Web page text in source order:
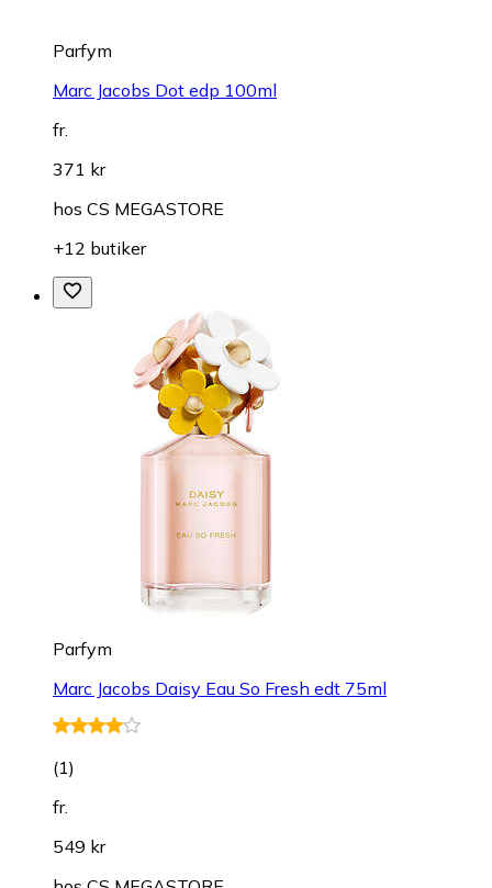
Parfym
Marc Jacobs Dot edp 100ml
fr.
371 kr
hos CS MEGASTORE
+12 butiker
Parfym
Marc Jacobs Daisy Eau So Fresh edt 75ml
(1)
fr.
549 kr